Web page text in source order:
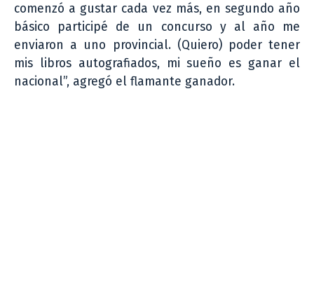
comenzó a gustar cada vez más, en segundo año
básico participé de un concurso y al año me
enviaron a uno provincial. (Quiero) poder tener
mis libros autografiados, mi sueño es ganar el
nacional”, agregó el flamante ganador.